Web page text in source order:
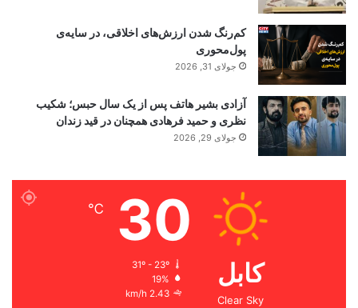
کم‌رنگ شدن ارزش‌های اخلاقی، در سایه‌ی
پول‌محوری
جولای 31, 2026
آزادی بشیر هاتف پس از یک سال حبس؛ شکیب
نظری و حمید فرهادی همچنان در قید زندان
جولای 29, 2026
کابل
Clear Sky
30
℃
31º - 23º
19%
2.43 km/h